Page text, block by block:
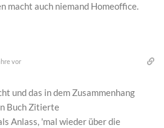
macht auch niemand Homeoffice.
vor
und das in dem Zusammenhang
Buch Zitierte
Anlass, 'mal wieder über die